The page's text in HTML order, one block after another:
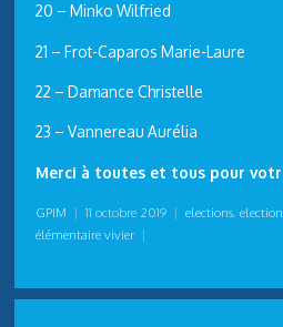
20 – Minko Wilfried
21 – Frot-Caparos Marie-Laure
22 – Damance Christelle
23 – Vannereau Aurélia
Merci à toutes et tous pour
GPIM | 11 octobre 2019 | elections,
élémentaire vivier |